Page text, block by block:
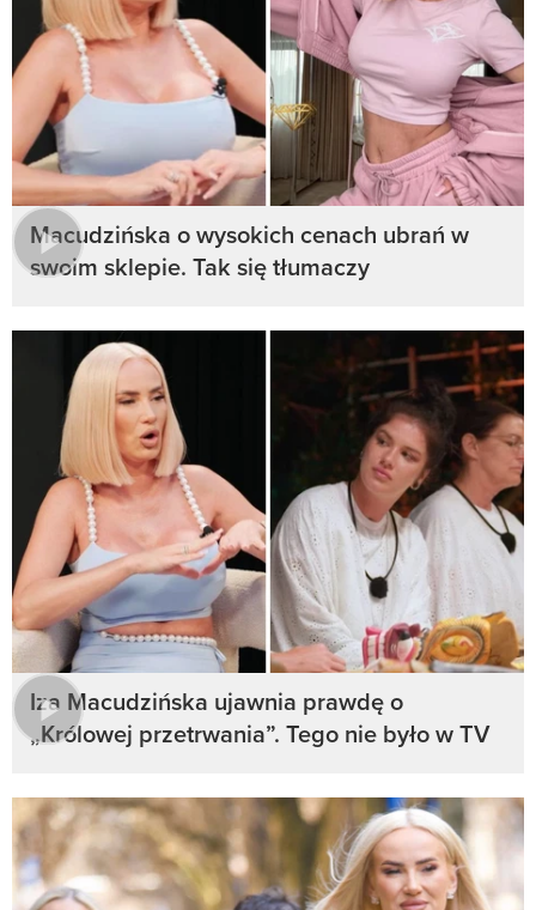
Macudzińska o wysokich cenach ubrań w
swoim sklepie. Tak się tłumaczy
Iza Macudzińska ujawnia prawdę o
„Królowej przetrwania”. Tego nie było w TV